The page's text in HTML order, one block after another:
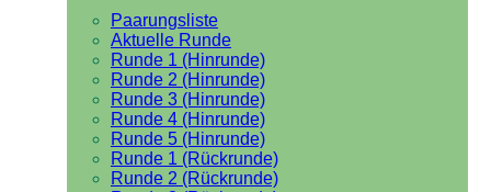
Paarungsliste
Aktuelle Runde
Runde 1 (Hinrunde)
Runde 2 (Hinrunde)
Runde 3 (Hinrunde)
Runde 4 (Hinrunde)
Runde 5 (Hinrunde)
Runde 1 (Rückrunde)
Runde 2 (Rückrunde)